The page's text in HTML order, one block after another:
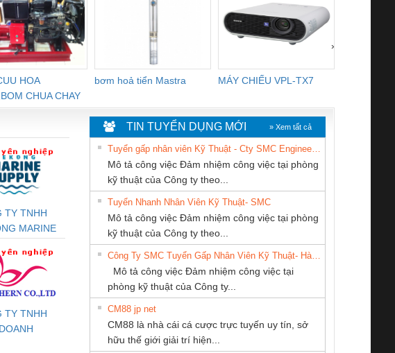
HOA
CHUA CHAY
bơm hoả tiển Mastra MÁY CHIẾU VPL-TX7
›
Hiệu
Phoenix
REP-
12MB -
Rơ Le An Toàn
Phoenix Contact
2986960 – PSR-
SCP-
24DC/FSP/2X1/1X2
Toàn
Bộ giám sát chuỗi
tấm pin
Bộ giám sát chuỗi
tấm pin
TRANSCLINIC 16I+
1K5 L (2433950000)
Bộ giám sát dòng
TRANSCLINIC 16I+
(2008130000)
Bộ chỉnh lưu nguồn
điện TRANSCLINIC
Nẹp nhôm chống
trơn Đà Nẵng
TY TNHH
MARINE
TY TNHH
Cty TNHH TM QC
Ba Miền
CÔNG TY TNHH
KỸ THUẬT KTECH
VIỆT NAM
CONG TY TNHH
THANH
CÔNG TY CỔ
PHẦN DÂY VÀ
CÁP ĐIỆN
Thiết Bị Điện Nam
Quốc Thịnh
PHẦN TỰ ĐỘNG
TIN TUYỂN DỤNG MỚI » Xem tất cả
Mô tả công việc Đảm nhiệm công việc tại phòng
kỹ thuật của Công ty theo...
Tuyển Nhanh Nhân Viên Kỹ Thuật- SMC
Mô tả công việc Đảm nhiệm công việc tại phòng
kỹ thuật của Công ty theo...
Mô tả công việc Đảm nhiệm công việc tại
phòng kỹ thuật của Công ty...
CM88 jp net
CM88 là nhà cái cá cược trực tuyến uy tín, sở
hữu thế giới giải trí hiện...